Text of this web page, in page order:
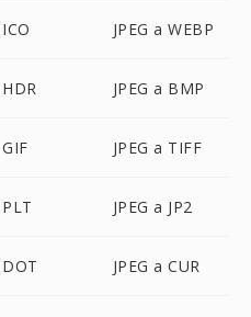
JPEG a WEBP
HDR JPEG a BMP
JPEG a TIFF
JPEG a JP2
DOT JPEG a CUR